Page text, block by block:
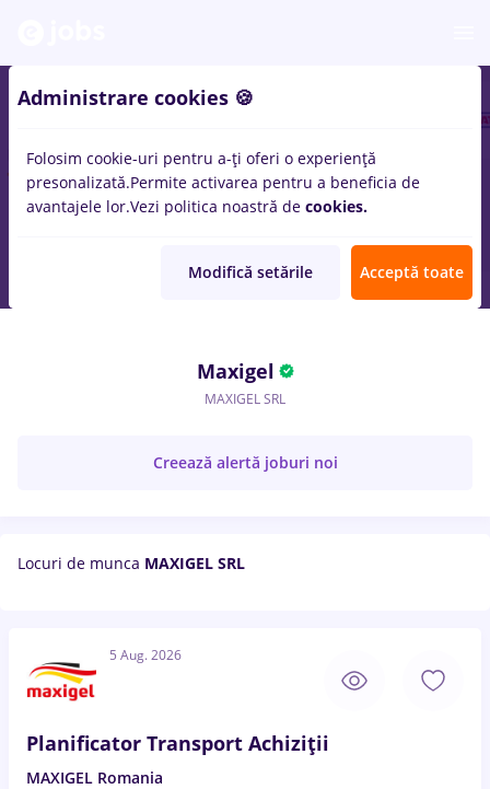
Maxigel
MAXIGEL SRL
Creează alertă joburi noi
Locuri de munca MAXIGEL SRL
5 Aug. 2026
Planificator Transport Achiziții
MAXIGEL Romania
Administrare cookies 🍪
Folosim cookie-uri pentru a-ți oferi o experiență
presonalizată.Permite activarea pentru a beneficia de
avantajele lor.Vezi politica noastră de cookies.
Modifică setările Acceptă toate